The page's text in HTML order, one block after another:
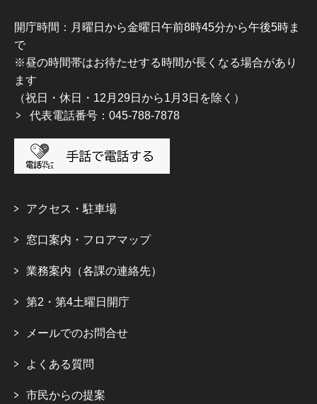
開庁時間：月曜日から金曜日午前8時45分から午後5時ま
で
※昼の時間帯はお待たせする時間が長くなる場合があり
ます
（祝日・休日・12月29日から1月3日を除く）
代表電話番号：045-788-7878
アクセス・駐車場
窓口案内・フロアマップ
業務案内（各課の連絡先）
第2・第4土曜日開庁
メールでのお問合せ
よくある質問
市民からの提案